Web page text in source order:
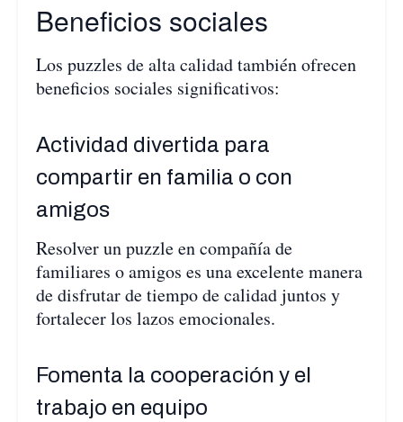
Beneficios sociales
Los puzzles de alta calidad también ofrecen
beneficios sociales significativos:
Actividad divertida para
compartir en familia o con
amigos
Resolver un puzzle en compañía de
familiares o amigos es una excelente manera
de disfrutar de tiempo de calidad juntos y
fortalecer los lazos emocionales.
Fomenta la cooperación y el
trabajo en equipo